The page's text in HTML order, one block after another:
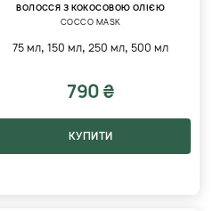
ВОЛОССЯ З КОКОСОВОЮ ОЛІЄЮ
COCCO MASK
75 мл,150 мл,250 мл, 500 мл
790 ₴
КУПИТИ